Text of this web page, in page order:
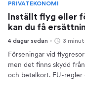
PRIVATEKONOMI
Inställt flyg eller
kan du få
4 dagar sedan 3
Förseningar vid
men det finns skydd
och betalkort. EU-